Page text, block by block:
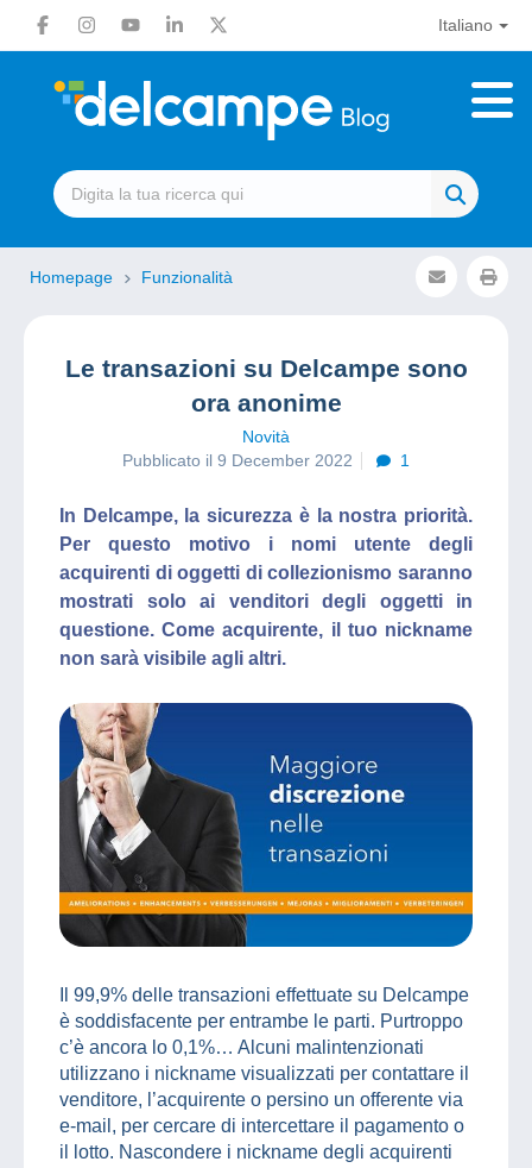
Italiano
Homepage Funzionalità
Le transazioni su Delcampe sono
ora anonime
Novità
Pubblicato il 9 December 2022
1
In Delcampe, la sicurezza è la nostra priorità.
Per questo motivo i nomi utente degli
acquirenti di oggetti di collezionismo saranno
mostrati solo ai venditori degli oggetti in
questione. Come acquirente, il tuo nickname
non sarà visibile agli altri.
Il 99,9% delle transazioni effettuate su Delcampe
è soddisfacente per entrambe le parti. Purtroppo
c’è ancora lo 0,1%… Alcuni malintenzionati
utilizzano i nickname visualizzati per contattare il
venditore, l’acquirente o persino un offerente via
e-mail, per cercare di intercettare il pagamento o
il lotto. Nascondere i nickname degli acquirenti